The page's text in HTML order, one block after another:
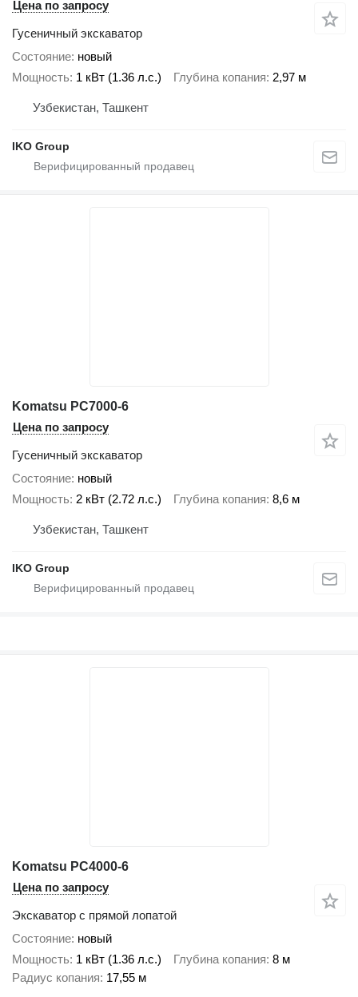
Цена по запросу
Гусеничный экскаватор
Состояние новый
Мощность 1 кВт (1.36 л.с.) Глубина копания 2,97 м
Узбекистан, Ташкент
IKO Group
Komatsu PC7000-6
Цена по запросу
Гусеничный экскаватор
Состояние новый
Мощность 2 кВт (2.72 л.с.) Глубина копания 8,6 м
Узбекистан, Ташкент
IKO Group
Komatsu PC4000-6
Цена по запросу
Экскаватор с прямой лопатой
Состояние новый
Мощность 1 кВт (1.36 л.с.) Глубина копания 8 м
Радиус копания 17,55 м